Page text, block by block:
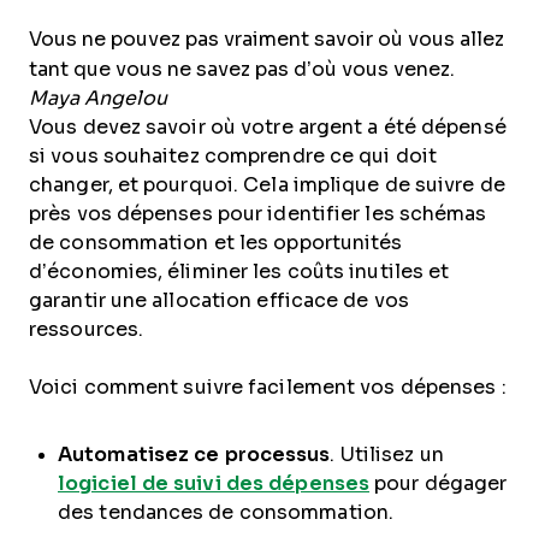
Vous ne pouvez pas vraiment savoir où vous allez
tant que vous ne savez pas d’où vous venez.
Maya Angelou
Vous devez savoir où votre argent a été dépensé
si vous souhaitez comprendre ce qui doit
changer, et pourquoi. Cela implique de suivre de
près vos dépenses pour identifier les schémas
de consommation et les opportunités
d’économies, éliminer les coûts inutiles et
garantir une allocation efficace de vos
ressources.
Voici comment suivre facilement vos dépenses :
Automatisez ce processus. Utilisez un
logiciel de suivi des dépenses pour dégager
des tendances de consommation.